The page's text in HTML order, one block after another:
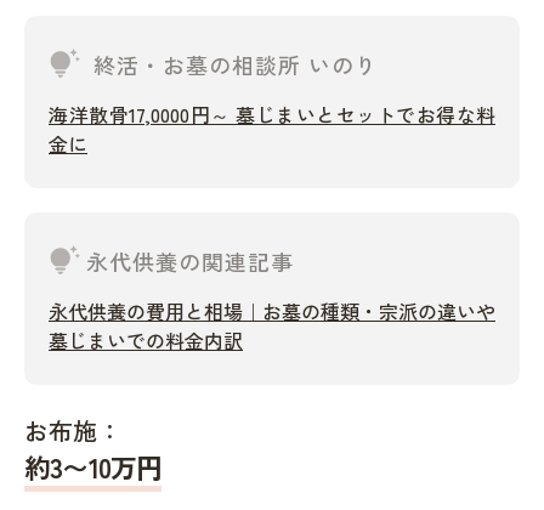
tips_and_updates 終活・お墓の相談所 いのり
海洋散骨17,0000円～ 墓じまいとセットでお得な料
金に
tips_and_updates 永代供養の関連記事
永代供養の費用と相場｜お墓の種類・宗派の違いや
墓じまいでの料金内訳
お布施：
約3〜10万円